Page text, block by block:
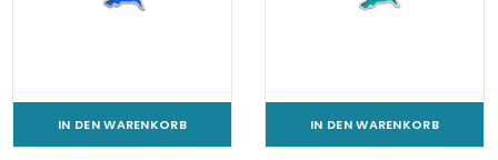
IN DEN WARENKORB IN DEN WARENKORB